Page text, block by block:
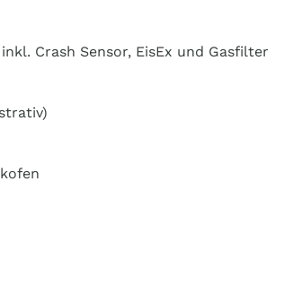
Crash Sensor, EisEx und Gasfilter